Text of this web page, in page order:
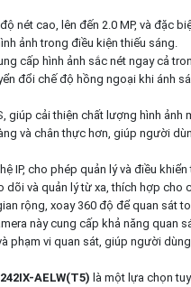
nét cao, lên đến 2.0 MP, và đặc
ảnh trong điều kiện thiếu sáng.
cấp hình ảnh sắc nét ngay cả
đổi chế độ hồng ngoại khi ánh
giúp cải thiện chất lượng hình ảnh
và chân thực hơn, giúp người
IP, cho phép quản lý và điều khiển
dõi và quản lý từ xa, thích hợp cho
rộng, xoay 360 độ để quan sát
này cung cấp khả năng quan
phạm vi quan sát, giúp người
AELW(T5) là một lựa chọn